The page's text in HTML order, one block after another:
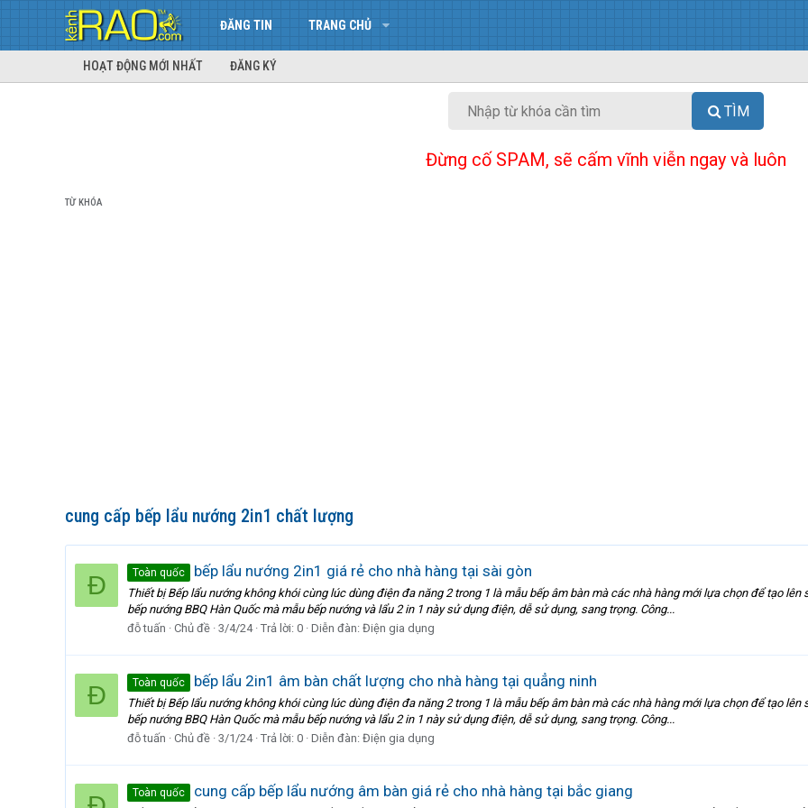
ĐĂNG TIN TRANG CHỦ
HOẠT ĐỘNG MỚI NHẤT ĐĂNG KÝ
TÌM
Đừng cố SPAM, sẽ cấm vĩnh viễn ngay và luôn
TỪ KHÓA
cung cấp bếp lẩu nướng 2in1 chất lượng
Đ Toàn quốc bếp lẩu nướng 2in1 giá rẻ cho nhà hàng tại sài gòn
Thiết bị Bếp lẩu nướng không khói cùng lúc dùng điện đa năng 2 trong 1 là mẫu bếp âm bàn mà các nhà hàng mới lựa chọn để tạo
bếp nướng BBQ Hàn Quốc mà mẫu bếp nướng và lẩu 2 in 1 này sử dụng điện, dễ sử dụng, sang trọng. Công...
đỗ tuấn
Chủ đề 3/4/24 Trả lời: 0 Diễn đàn: Điện gia dụng
Đ Toàn quốc bếp lẩu 2in1 âm bàn chất lượng cho nhà hàng tại quẳng ninh
Thiết bị Bếp lẩu nướng không khói cùng lúc dùng điện đa năng 2 trong 1 là mẫu bếp âm bàn mà các nhà hàng mới lựa chọn để tạo
bếp nướng BBQ Hàn Quốc mà mẫu bếp nướng và lẩu 2 in 1 này sử dụng điện, dễ sử dụng, sang trọng. Công...
đỗ tuấn
Chủ đề 3/1/24 Trả lời: 0 Diễn đàn: Điện gia dụng
Toàn quốc cung cấp bếp lẩu nướng âm bàn giá rẻ cho nhà hàng tại bắc giang